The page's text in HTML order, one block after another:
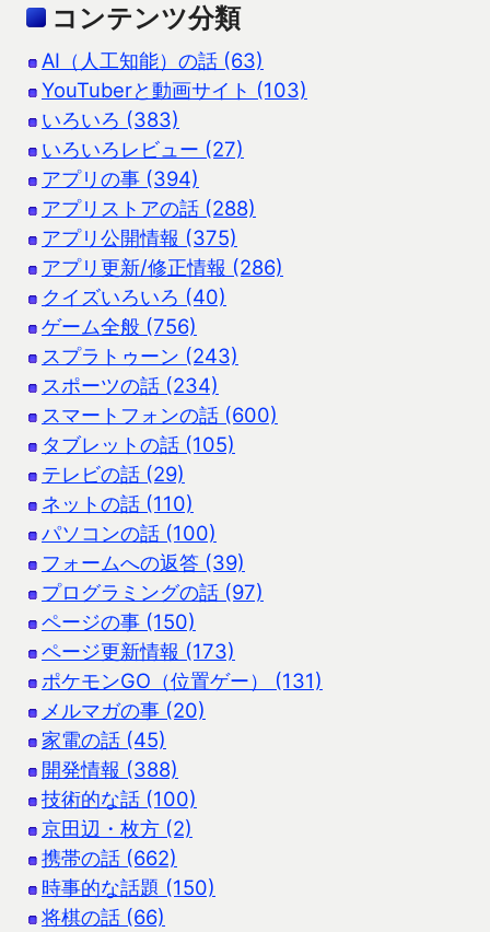
コンテンツ分類
AI（人工知能）の話 (63)
YouTuberと動画サイト (103)
いろいろ (383)
いろいろレビュー (27)
アプリの事 (394)
アプリストアの話 (288)
アプリ公開情報 (375)
アプリ更新/修正情報 (286)
クイズいろいろ (40)
ゲーム全般 (756)
スプラトゥーン (243)
スポーツの話 (234)
スマートフォンの話 (600)
タブレットの話 (105)
テレビの話 (29)
ネットの話 (110)
パソコンの話 (100)
フォームへの返答 (39)
プログラミングの話 (97)
ページの事 (150)
ページ更新情報 (173)
ポケモンGO（位置ゲー） (131)
メルマガの事 (20)
家電の話 (45)
開発情報 (388)
技術的な話 (100)
京田辺・枚方 (2)
携帯の話 (662)
時事的な話題 (150)
将棋の話 (66)